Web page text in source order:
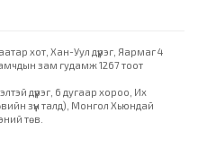
хот, Хан-Уул дүүрэг, Яармаг 4
зам гудамж 1267 тоот
дүүрэг, 6 дугаар хороо, Их
зүүн талд), Монгол Хьюндай
төв.